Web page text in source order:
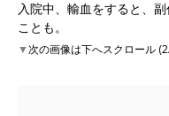
入院中、輸血をすると、
ことも。
▼次の画像は下へスクロール